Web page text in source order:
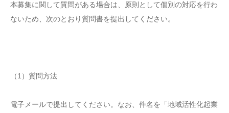
本募集に関して質問がある場合は、原則として個別の対応を行わ
ないため、次のとおり質問書を提出してください。
（1）質問方法
電子メールで提出してください。なお、件名を「地域活性化起業